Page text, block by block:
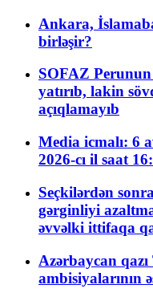
Ankara,
birləşir?
SOFAZ
yatırıb, lakin
açıqlamayıb
Media icmalı: 6
2026-cı il saat
Seçkilərdən
gərginliyi
əvvəlki ittifaqa
Azərbaycan
ambisiyalarının